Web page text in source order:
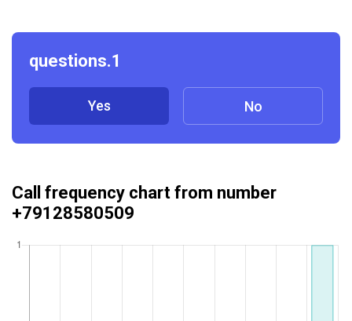
questions.1
Yes No
Call frequency chart from number
+79128580509